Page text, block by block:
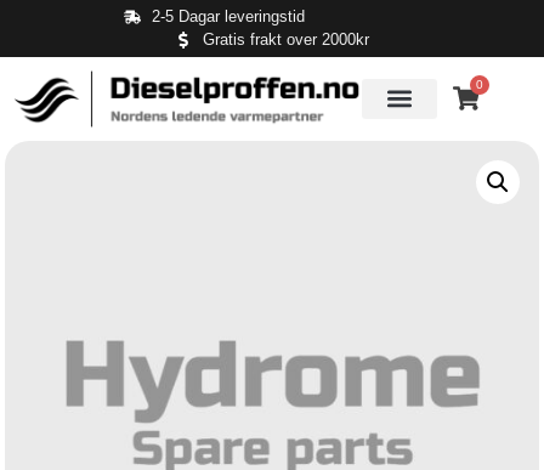
2-5 Dagar leveringstid
Gratis frakt over 2000kr
0